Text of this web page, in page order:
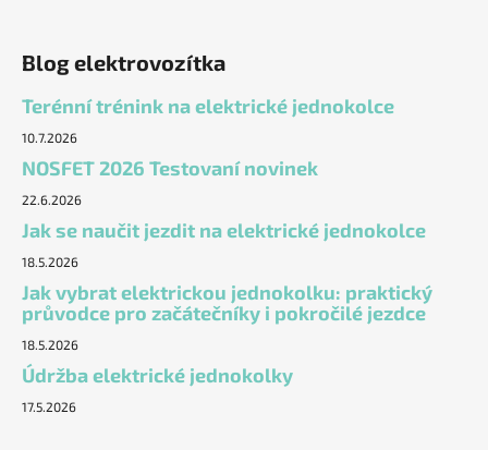
Blog elektrovozítka
Terénní trénink na elektrické jednokolce
10.7.2026
NOSFET 2026 Testovaní novinek
22.6.2026
Jak se naučit jezdit na elektrické jednokolce
18.5.2026
Jak vybrat elektrickou jednokolku: praktický
průvodce pro začátečníky i pokročilé jezdce
18.5.2026
Údržba elektrické jednokolky
17.5.2026